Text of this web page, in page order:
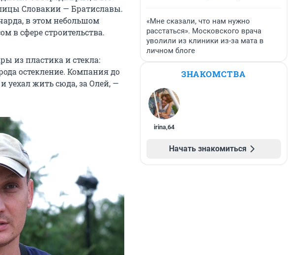
Словакии — Братиславы.
в этом небольшом
в сфере строительства.
из пластика и стекла:
остекление. Компания до
и уехал жить сюда, за Олей, —
«Мне сказали, что нам нужно
расстаться». Московского врача
уволили из клиники из-за мата в
личном блоге
ЗНАКОМСТВА
irina,64
Начать знакомиться